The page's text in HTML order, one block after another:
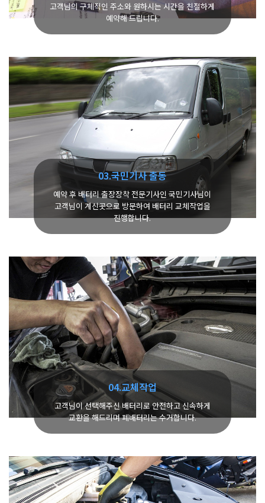
고객님의 구체적인 주소와 원하시는 시간을 친절하게
예약해 드립니다.
03.국민기사 출동
예약 후 배터리 출장장착 전문기사인 국민기사님이
고객님이 계신곳으로 방문하여 배터리 교체작업을
진행합니다.
04.교체작업
고객님이 선택해주신 배터리로 안전하고 신속하게
교환을 해드리며 폐배터리는 수거합니다.